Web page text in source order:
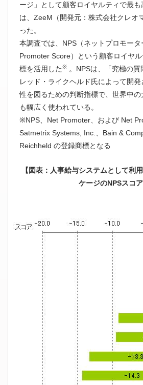
ージ」として顧客ロイヤルティで最
は、ZeeM（開発元：株式会社クレオ
った。
本調査では、NPS（ネットプロモー
Promoter Score）という顧客ロイヤ
標を活用した※。NPSは、「究極の質
レッド・ライクヘルド氏によって開
性を図るための判断指標で、世界中
も幅広く使われている。
※NPS、Net Promoter、および Net
Satmetrix Systems, Inc.、Bain &
Reichheld の登録商標となる
【図表：人事給与システムとして利
ケージのNPSスコア